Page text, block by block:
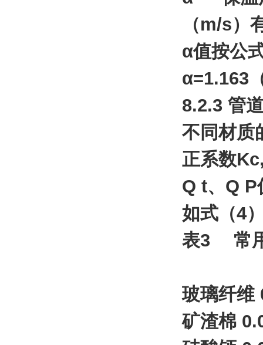
（m/s）
α值按公
8.2.3 管
不同材质
正系数
Q t、Q P
如式（4
表3 常
玻璃纤维
矿渣棉